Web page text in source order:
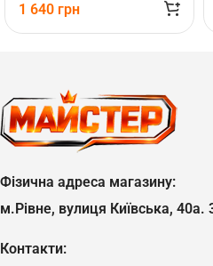
1 640 грн
Фізична адреса магазину:
м.Рівне, вулиця Київська, 40а.
Контакти: